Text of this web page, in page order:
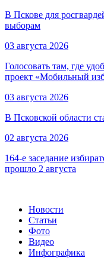
В Пскове для
выборам
03 августа 2026
Голосовать там, где
проект «Мобильный
03 августа 2026
В Псковской области
02 августа 2026
164-е заседание
прошло 2 августа
Новости
Статьи
Фото
Видео
Инфографика